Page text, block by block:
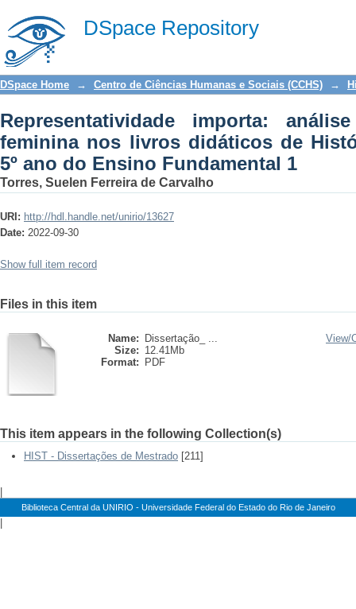
DSpace Repository
Representatividade importa:
didáticos de História voltados para o
DSpace Home → Centro de Ciências Humanas e Sociais (CCHS) →
Representatividade importa:
feminina nos livros didáticos de
5º ano do Ensino Fundamental 1
Torres, Suelen Ferreira de Carvalho
URI: http://hdl.handle.net/unirio/13627
Date: 2022-09-30
Show full item record
Files in this item
Name:
Dissertação_ ...
Size: 12.41Mb
Format:
PDF
View/
This item appears in the following Collection(s)
HIST - Dissertações de Mestrado [211]
Biblioteca Central da UNIRIO - Universidade Federal do Estado do Rio de Janeiro